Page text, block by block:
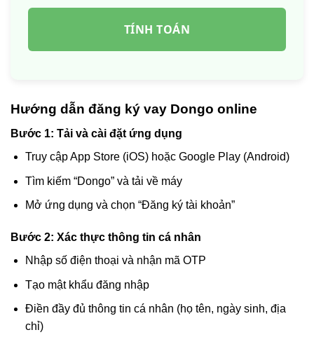
TÍNH TOÁN
Hướng dẫn đăng ký vay Dongo online
Bước 1: Tải và cài đặt ứng dụng
Truy cập App Store (iOS) hoặc Google Play (Android)
Tìm kiếm “Dongo” và tải về máy
Mở ứng dụng và chọn “Đăng ký tài khoản”
Bước 2: Xác thực thông tin cá nhân
Nhập số điện thoại và nhận mã OTP
Tạo mật khẩu đăng nhập
Điền đầy đủ thông tin cá nhân (họ tên, ngày sinh, địa
chỉ)